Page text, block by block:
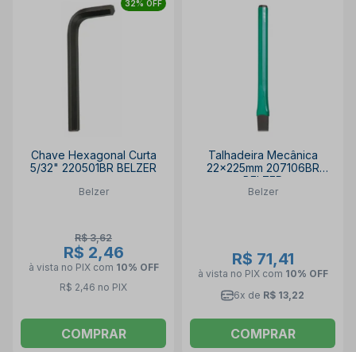
32% OFF
Chave Hexagonal Curta
5/32" 220501BR BELZER
Belzer
R$ 3,62
R$ 2,46
à vista no PIX com 10% OFF
R$ 2,46 no PIX
COMPRAR
Talhadeira Mecânica
22x225mm 207106BR
BELZER
Belzer
R$ 71,41
à vista no PIX com 10% OFF
6x de R$ 13,22
COMPRAR